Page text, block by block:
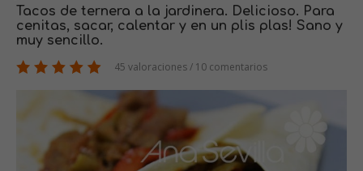
Tacos de ternera a la jardinera. Delicioso. Para
cenitas, sacar, calentar y en un plis plas! Sano y
muy sencillo.
45 valoraciones / 10 comentarios